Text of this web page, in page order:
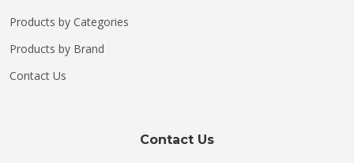
Products by Categories
Products by Brand
Contact Us
Contact Us